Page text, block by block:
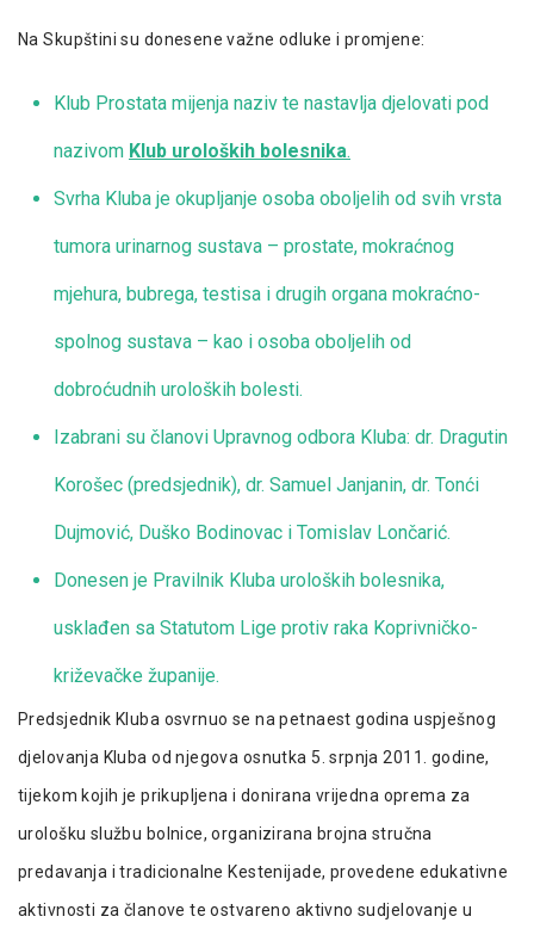
Na Skupštini su donesene važne odluke i promjene:
Klub Prostata mijenja naziv te nastavlja djelovati pod
nazivom Klub uroloških bolesnika.
Svrha Kluba je okupljanje osoba oboljelih od svih vrsta
tumora urinarnog sustava – prostate, mokraćnog
mjehura, bubrega, testisa i drugih organa mokraćno-
spolnog sustava – kao i osoba oboljelih od
dobroćudnih uroloških bolesti.
Izabrani su članovi Upravnog odbora Kluba: dr. Dragutin
Korošec (predsjednik), dr. Samuel Janjanin, dr. Tonći
Dujmović, Duško Bodinovac i Tomislav Lončarić.
Donesen je Pravilnik Kluba uroloških bolesnika,
usklađen sa Statutom Lige protiv raka Koprivničko-
križevačke županije.
Predsjednik Kluba osvrnuo se na petnaest godina uspješnog
djelovanja Kluba od njegova osnutka 5. srpnja 2011. godine,
tijekom kojih je prikupljena i donirana vrijedna oprema za
urološku službu bolnice, organizirana brojna stručna
predavanja i tradicionalne Kestenijade, provedene edukativne
aktivnosti za članove te ostvareno aktivno sudjelovanje u